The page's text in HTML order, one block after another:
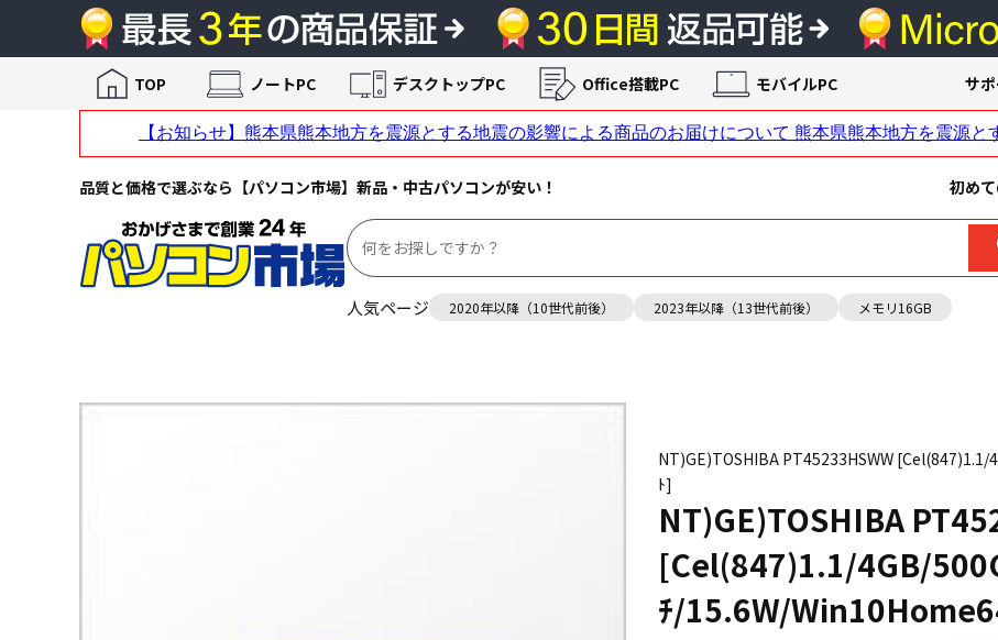
品質と価格で選ぶなら【パソコン市場】新品・中古パソコンが安い！ 初め
人気ページ 2020年以降（10世代前後） 2023年以降（13世代前後） メモリ16GB
TOP ノートPC デスクトップPC Office搭載PC モバイルPC サ
NT)GE)TOSHIBA PT45233HSWW
ﾄ]
NT)GE)TOSHIBA
[Cel(847)1.1/4GB/
ﾁ/15.6W/